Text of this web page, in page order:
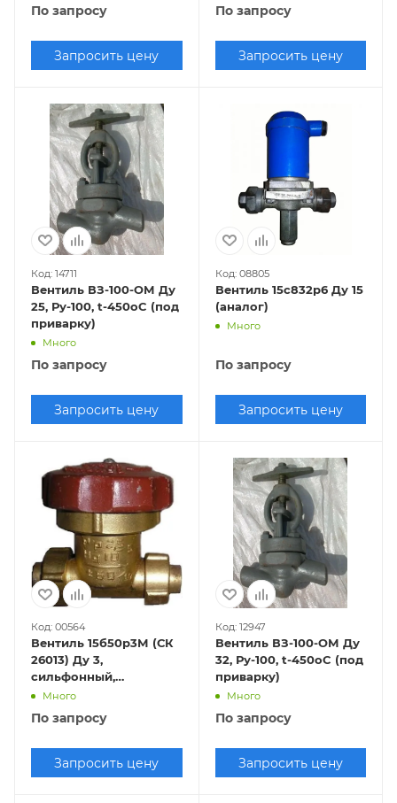
По запросу
Запросить цену
По запросу
Запросить цену
Код: 14711
Вентиль ВЗ-100-ОМ Ду
25, Ру-100, t-450oC (под
приварку)
Много
По запросу
Запросить цену
Код: 08805
Вентиль 15с832р6 Ду 15
(аналог)
Много
По запросу
Запросить цену
Код: 00564
Вентиль 15б50р3М (СК
26013) Ду 3,
сильфонный,
вакуумный
Много
По запросу
Запросить цену
Код: 12947
Вентиль ВЗ-100-ОМ Ду
32, Ру-100, t-450oC (под
приварку)
Много
По запросу
Запросить цену